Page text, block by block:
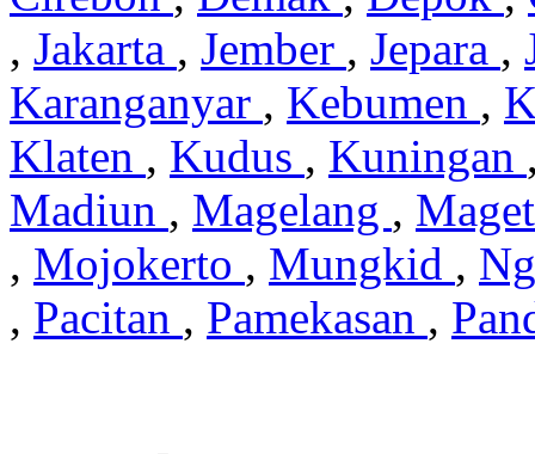
, Jakarta , Jember , Jepara ,
Karanganyar , Kebumen ,
Klaten , Kudus , Kuningan
Madiun , Magelang ,
, Mojokerto , Mungkid ,
, Pacitan , Pamekasan ,